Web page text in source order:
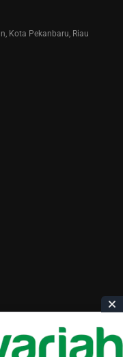
Kota Pekanbaru, Riau